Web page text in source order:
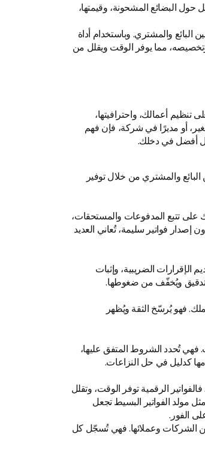
البضائع المشحونة، وقيمتها،
والمشتري. وباستخدام أداة
وتخصيصه، مما يوفر الوقت ويقلل من
أعمالك، واحترافيتها،
أو مديرًا في شركة، فإن فهم
أفضل في دخلك.
والمشتري من خلال توفير
تتبع المدفوعات والمستحقات،
إصدار فواتير سليمة، تُعاني العديد
الإقرارات الضريبية، وإثبات
التدقيق ويُخفّف من ضغوطها.
فهو يُرسّخ الثقة ويُظهر
فهي تُحدد الشروط المتفق عليها،
كدليل في حل النزاعات.
فالفواتير الرقمية توفر الوقت، وتقلل
مولد الفواتير البسيط تجعل
الفور.
بين الشركات وعملائها. فهي تُسجّل كل